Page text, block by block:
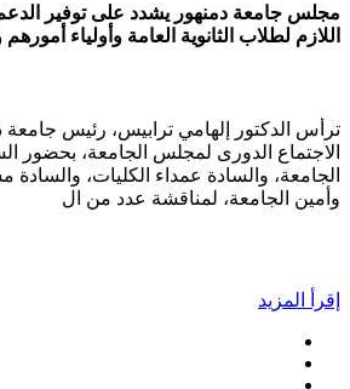
مجلس جامعة دمنهور يشدد على توفير
اللازم لطلاب الثانوية العامة وأولياء أمورهم
ترأس الدكتور إلهامي ترابيس، رئيس جامعة
الاجتماع الدورى لمجلس الجامعة، بحضور
الجامعة، والسادة عمداء الكليات،
وأمين الجامعة، لمناقشة عدد من ال
إقرأ المزيد